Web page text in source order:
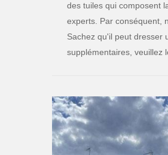
des tuiles qui composent
experts. Par conséquent,
Sachez qu'il peut dresser
supplémentaires, veuillez